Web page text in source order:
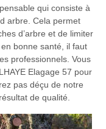
qui consiste à
arbre. Cela permet
d’arbre et de limiter
bonne santé, il faut
professionnels. Vous
Elagage 57 pour
pas déçu de notre
de qualité.